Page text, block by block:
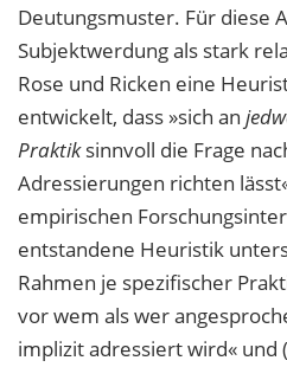
Deutungsmuster. Für diese
Subjektwerdung als stark
Rose und Ricken eine
entwickelt, dass »sich an
Praktiksinnvoll die Frage
Adressierungen richten
empirischen
entstandene Heuristik
Rahmen je spezifischer
vor wem als wer
implizit adressiert wird« und